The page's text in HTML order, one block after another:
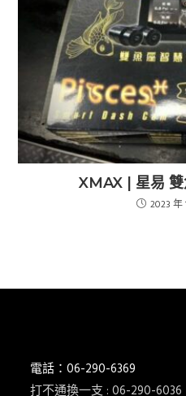
XMAX | 星易
2023 年
電話：06-290-6369
打不通換一支 : 06-290-6036